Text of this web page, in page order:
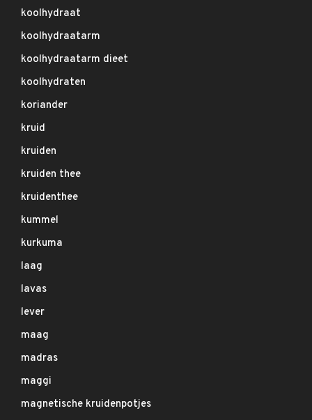
koolhydraat
koolhydraatarm
koolhydraatarm dieet
koolhydraten
koriander
kruid
kruiden
kruiden thee
kruidenthee
kummel
kurkuma
laag
lavas
lever
maag
madras
maggi
magnetische kruidenpotjes